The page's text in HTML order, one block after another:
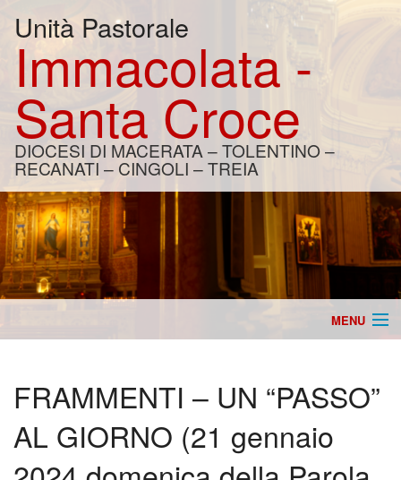
Unità Pastorale
Immacolata -
Santa Croce
DIOCESI DI MACERATA – TOLENTINO –
RECANATI – CINGOLI – TREIA
MENU
Catechesi
Liturgia
FRAMMENTI – UN “PASSO”
AL GIORNO (21 gennaio